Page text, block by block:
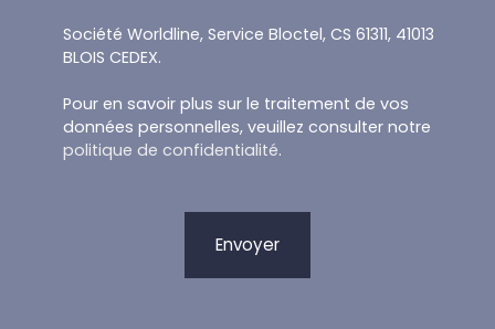
Société Worldline, Service Bloctel, CS 61311, 41013
BLOIS CEDEX.
Pour en savoir plus sur le traitement de vos
données personnelles, veuillez consulter notre
politique de confidentialité.
Envoyer